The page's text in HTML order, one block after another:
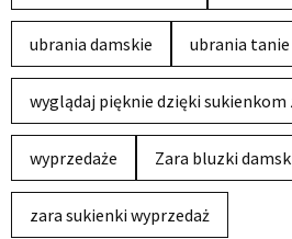
ubrania damskie ubrania tanie
wyglądaj pięknie dzięki sukienkom
wyprzedaże Zara bluzki
zara sukienki wyprzedaż